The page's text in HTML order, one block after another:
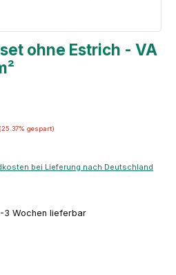
ohne Estrich - VA
(25.37% gespart)
bei Lieferung nach Deutschland
3 Wochen lieferbar